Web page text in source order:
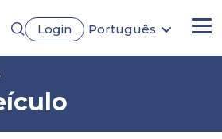
Login
Português